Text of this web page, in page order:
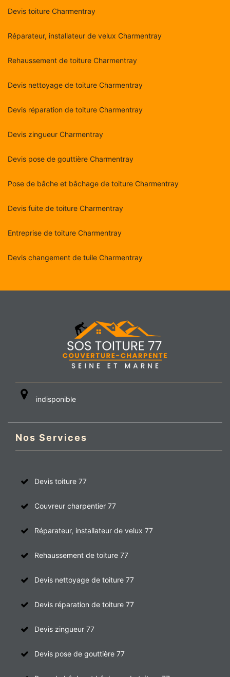
Devis toiture Charmentray
Réparateur, installateur de velux Charmentray
Rehaussement de toiture Charmentray
Devis nettoyage de toiture Charmentray
Devis réparation de toiture Charmentray
Devis zingueur Charmentray
Devis pose de gouttière Charmentray
Pose de bâche et bâchage de toiture Charmentray
Devis fuite de toiture Charmentray
Entreprise de toiture Charmentray
Devis changement de tuile Charmentray
indisponible
Nos Services
Devis toiture 77
Couvreur charpentier 77
Réparateur, installateur de velux 77
Rehaussement de toiture 77
Devis nettoyage de toiture 77
Devis réparation de toiture 77
Devis zingueur 77
Devis pose de gouttière 77